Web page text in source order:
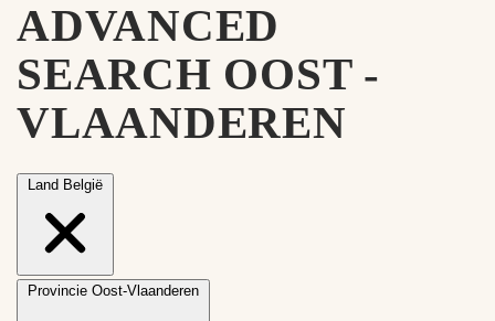
ADVANCED
SEARCH OOST -
VLAANDEREN
Land België
Provincie Oost-Vlaanderen